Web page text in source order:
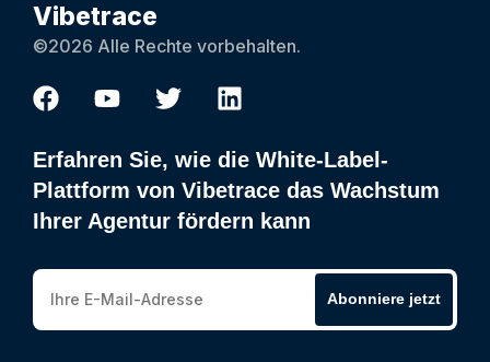
Vibetrace
©2026 Alle Rechte vorbehalten.
Erfahren Sie, wie die White-Label-
Plattform von Vibetrace das Wachstum
Ihrer Agentur fördern kann
Abonniere jetzt